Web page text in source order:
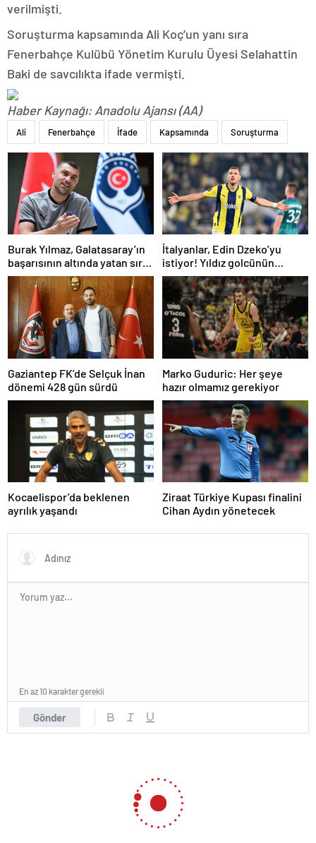
verilmişti.
Soruşturma kapsamında Ali Koç’un yanı sıra
Fenerbahçe Kulübü Yönetim Kurulu Üyesi Selahattin
Baki de savcılıkta ifade vermişti.
Haber Kaynağı: Anadolu Ajansı (AA)
Ali Fenerbahçe İfade Kapsamında Soruşturma
Burak Yılmaz, Galatasaray’ın
başarısının altında yatan sırrı
açıkladı
İtalyanlar, Edin Dzeko’yu
istiyor! Yıldız golcünün
transfer kararı şaşırttı…
Gaziantep FK’de Selçuk İnan
dönemi 428 gün sürdü
Marko Guduric: Her şeye
hazır olmamız gerekiyor
Kocaelispor’da beklenen
ayrılık yaşandı
Ziraat Türkiye Kupası finalini
Cihan Aydın yönetecek
Gönder
En az 10 karakter gerekli